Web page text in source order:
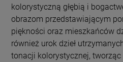
kolorystyczną głębią i
obrazom przedstawiającym
piękności oraz mieszkańców
również urok dzieł
tonacji kolorystycznej, tworząc